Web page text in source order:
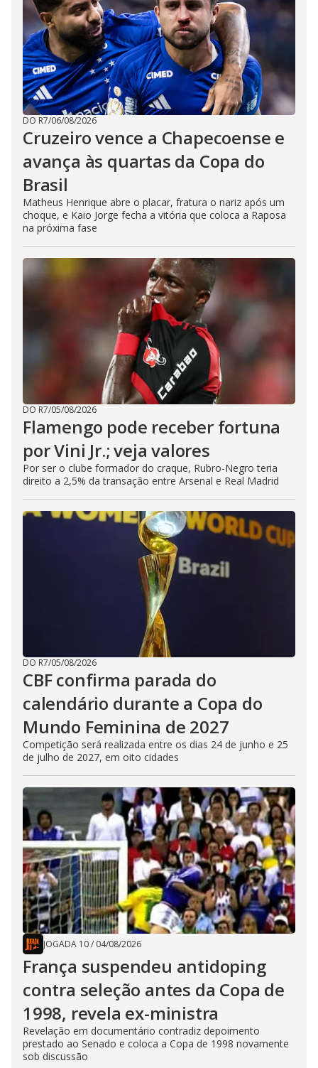
DO R7/06/08/2026
Cruzeiro vence a Chapecoense e
avança às quartas da Copa do
Brasil
Matheus Henrique abre o placar, fratura o nariz após um
choque, e Kaio Jorge fecha a vitória que coloca a Raposa
na próxima fase
DO R7/05/08/2026
Flamengo pode receber fortuna
por Vini Jr.; veja valores
Por ser o clube formador do craque, Rubro-Negro teria
direito a 2,5% da transação entre Arsenal e Real Madrid
DO R7/05/08/2026
CBF confirma parada do
calendário durante a Copa do
Mundo Feminina de 2027
Competição será realizada entre os dias 24 de junho e 25
de julho de 2027, em oito cidades
JOGADA 10/ 04/08/2026
França suspendeu antidoping
contra seleção antes da Copa de
1998, revela ex-ministra
Revelação em documentário contradiz depoimento
prestado ao Senado e coloca a Copa de 1998 novamente
sob discussão